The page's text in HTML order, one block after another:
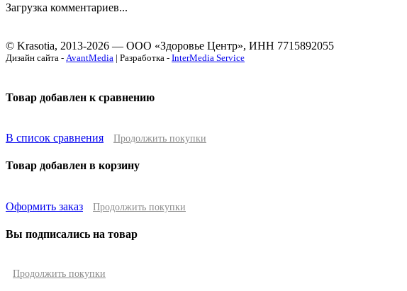
Загрузка комментариев...
© Krasotia, 2013-2026 — ООО «Здоровье Центр», ИНН 7715892055
Дизайн сайта - AvantMedia | Разработка - InterMedia Service
Товар добавлен к сравнению
В список сравнения Продолжить покупки
Товар добавлен в корзину
Оформить заказ Продолжить покупки
Вы подписались на товар
Продолжить покупки